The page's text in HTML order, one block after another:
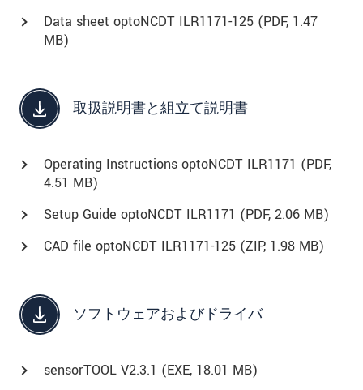
Data sheet optoNCDT ILR1171-125 (PDF, 1.47
MB)
取扱説明書と組立て説明書
Operating Instructions optoNCDT ILR1171 (PDF,
4.51 MB)
Setup Guide optoNCDT ILR1171 (PDF, 2.06 MB)
CAD file optoNCDT ILR1171-125 (ZIP, 1.98 MB)
ソフトウェアおよびドライバ
sensorTOOL V2.3.1 (EXE, 18.01 MB)